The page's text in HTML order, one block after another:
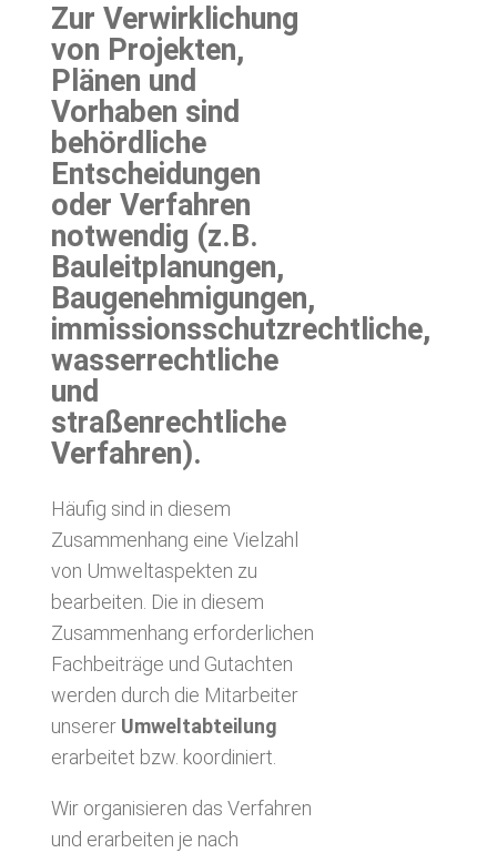
Zur Verwirklichung
von Projekten,
Plänen und
Vorhaben sind
behördliche
Entscheidungen
oder Verfahren
notwendig (z.B.
Bauleitplanungen,
Baugenehmigungen,
immissionsschutzrechtliche,
wasserrechtliche
und
straßenrechtliche
Verfahren).
Häufig sind in diesem
Zusammenhang eine Vielzahl
von Umweltaspekten zu
bearbeiten. Die in diesem
Zusammenhang erforderlichen
Fachbeiträge und Gutachten
werden durch die Mitarbeiter
unserer Umweltabteilung
erarbeitet bzw. koordiniert.
Wir organisieren das Verfahren
und erarbeiten je nach